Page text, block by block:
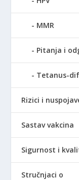
MMR
Pitanja i
Tetanus-
Rizici i
Sastav vakcina
Sigurnost i
Stručnjaci o